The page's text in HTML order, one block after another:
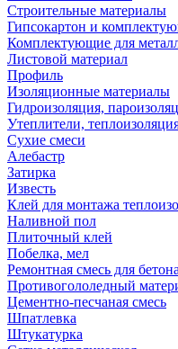
Строительные материалы
Гипсокартон и
Комплектующие для
Листовой материал
Профиль
Изоляционные материалы
Гидроизоляция,
Утеплители,
Сухие смеси
Алебастр
Затирка
Известь
Клей для монтажа
Наливной пол
Плиточный клей
Побелка, мел
Ремонтная смесь для бетона
Противогололедный
Цементно-песчаная смесь
Шпатлевка
Штукатурка